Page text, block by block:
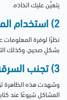
يتعيَّن عليك اتخاذه.
2) استخدام الموارد
نظرًا لوفرة
بشكلٍ صحيح، وكذلك
3) تجنب السرقة الأدبية
وشهدت هذه الظاهرة
المشاكل شيوعًا عند